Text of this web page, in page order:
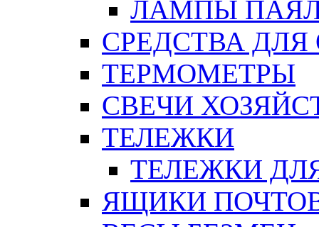
ЛАМПЫ
СРЕДСТВА
ТЕРМОМЕТРЫ
СВЕЧИ
ТЕЛЕЖКИ
ТЕЛЕЖКИ
ЯЩИКИ